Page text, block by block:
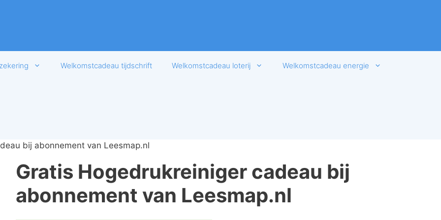
Welkomstcadeau tijdschrift Welkomstcadeau loterij Welkomstcadeau energie
bij abonnement van Leesmap.nl
Gratis Hogedrukreiniger cadeau bij
abonnement van Leesmap.nl